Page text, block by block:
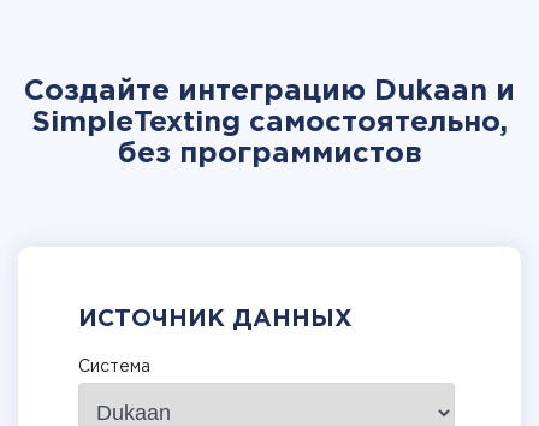
Создайте интеграцию Dukaan и
SimpleTexting самостоятельно,
без программистов
ИСТОЧНИК ДАННЫХ
Система